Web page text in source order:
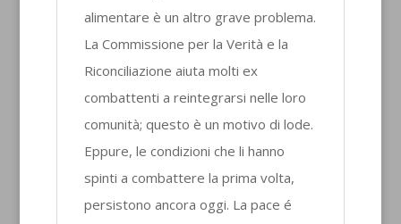
alimentare è un altro grave problema.
La Commissione per la Verità e la
Riconciliazione aiuta molti ex
combattenti a reintegrarsi nelle loro
comunità; questo è un motivo di lode.
Eppure, le condizioni che li hanno
spinti a combattere la prima volta,
persistono ancora oggi. La pace é